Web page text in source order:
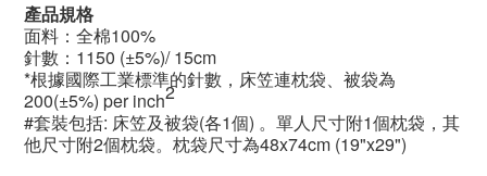
產品規格
面料：全棉100%
針數：1150 (±5%)/ 15cm
*根據國際工業標準的針數，床笠連枕袋、被袋為
200(±5%) per inch2
#套裝包括: 床笠及被袋(各1個) 。單人尺寸附1個枕袋，其
他尺寸附2個枕袋。枕袋尺寸為48x74cm (19"x29")